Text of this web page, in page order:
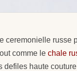
ceremonielle russe
comme le chale
defiles haute